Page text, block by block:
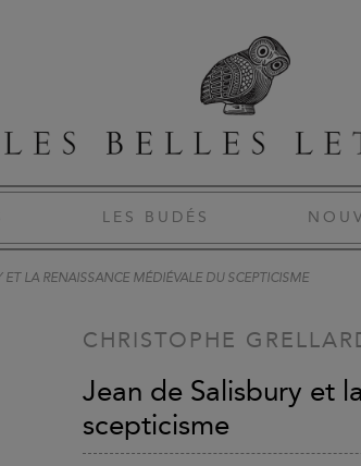
LES BUDÉS
ET LA RENAISSANCE MÉDIÉVALE DU SCEPTICISME
CHRISTOPHE
Jean de Salisbury et
scepticisme